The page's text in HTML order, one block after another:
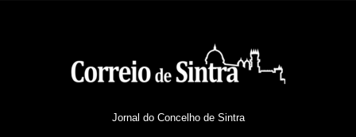
Jornal do Concelho de Sintra